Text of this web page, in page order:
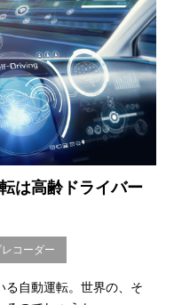
は高齢ドライバー
コーダー
る自動運転。世界の、そ